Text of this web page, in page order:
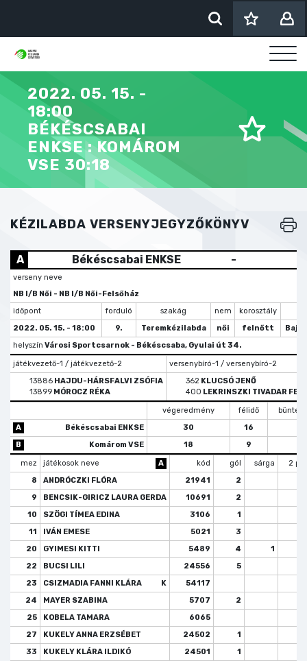
2022. 05. 15. -
18:00
BÉKÉSCSABAI
ENKSE : KOMÁROM
VSE 30:18
KÉZILABDA VERSENYJEGYZŐKÖNYV
A Békéscsabai ENKSE -
verseny neve
NB I/B Női - NB I/B Női-Felsőház
időpont
forduló szakág nem korosztály
2022. 05. 15. - 18:00
9. Teremkézilabda női felnőtt
helyszín Városi Sportcsarnok - Békéscsaba, Gyulai út 34.
játékvezető-1 / játékvezető-2
versenybíró-1 / versenybíró-2
13886 HAJDU-HÁRSFALVI ZSÓFIA
13899 MÓROCZ RÉKA
362 KLUCSÓ JENŐ
400 LEKRINSZKI TIVADAR
végeredmény félidő
büntető
A
Békéscsabai ENKSE 30
16
B
Komárom VSE 18 9
mez játékosok neve A kód gól sárga
2
8
ANDRÓCZKI FLÓRA 21941
2
9
BENCSIK-GIRICZ LAURA GERDA 10691
2
10
SZÖGI TÍMEA EDINA 3106
1
11
IVÁN EMESE 5021
3
20
GYIMESI KITTI 5489 4
1
22
BUCSI LILI 24556
5
23
CSIZMADIA FANNI KLÁRA K
54117
24
MAYER SZABINA 5707
2
25
KOBELA TAMARA
6065
27
KUKELY ANNA ERZSÉBET 24502
1
33
KUKELY KLÁRA ILDIKÓ 24501
1